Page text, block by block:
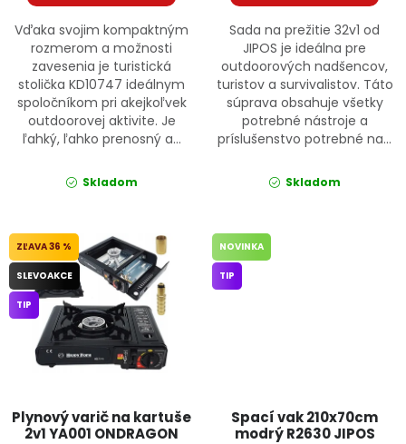
Vďaka svojim kompaktným
rozmerom a možnosti
zavesenia je turistická
stolička KD10747 ideálnym
spoločníkom pri akejkoľvek
outdoorovej aktivite. Je
ľahký, ľahko prenosný a...
Skladom
Sada na prežitie 32v1 od
JIPOS je ideálna pre
outdoorových nadšencov,
turistov a survivalistov. Táto
súprava obsahuje všetky
potrebné nástroje a
príslušenstvo potrebné na...
Skladom
Plynový varič na kartuše
2v1 YA001 ONDRAGON
36 %
SLEVOAKCE
TIP
Spací vak 210x70cm
modrý R2630 JIPOS
NOVINKA
TIP